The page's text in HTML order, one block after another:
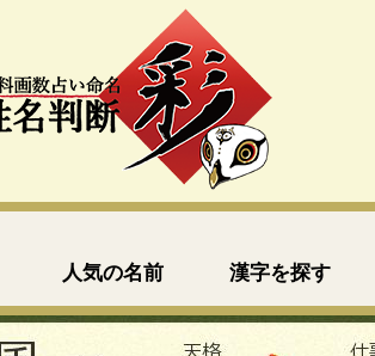
人気の名前 漢字を探す